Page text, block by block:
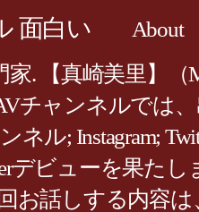
面白い About
. 【真崎美里】（
チャンネルでは
ネル; Instagram;
デビューを果た
お話しする内容